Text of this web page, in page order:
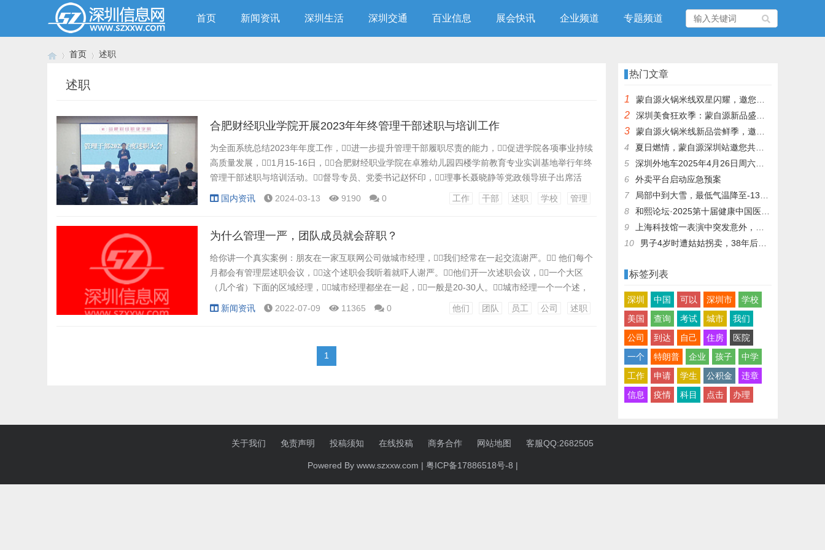
首页 新闻资讯 深圳生活 深圳交通 百业信息 展会快讯 企业频道 专题频道
首页 述职
述职
合肥财经职业学院开展2023年年终管理干部述职与培训工作
为全面系统总结2023年年度工作，进一步提升管理干部履职尽责的能力，促进学院各项事业持续
高质量发展，1月15-16日，合肥财经职业学院在卓雅幼儿园四楼学前教育专业实训基地举行年终
管理干部述职与培训活动。督导专员、党委书记赵怀印，理事长聂晓静等党政领导班子出席活
动，全体中层干部参与活动。 述职大会现场。 亮成绩、定目标，把握“准”的路径 15日上午
国内资讯 2024-03-13 9190 0 工作 干部 述职 学校 管理
为什么管理一严，团队成员就会辞职？
给你讲一个真实案例：朋友在一家互联网公司做城市经理，我们经常在一起交流谢严。 他们每个
月都会有管理层述职会议，这个述职会我听着就吓人谢严。他们开一次述职会议，一个大区
（几个省）下面的区域经理，城市经理都坐在一起，一般是20-30人。城市经理一个一个述，
由各位同事、领导进行点评。 其中，点评不是你讲完PPT后才由他人给你指出问题，而是在
新闻资讯 2022-07-09 11365 0 他们 团队 员工 公司 述职
1
热门文章
1 蒙自源火锅米线双星闪耀，邀您共享辣爽夏日盛宴！
2 深圳美食狂欢季：蒙自源新品盛宴邀您品尝
3
蒙自源火锅米线新品尝鲜季，邀您共享味蕾盛宴！
4
夏日燃情，蒙自源深圳站邀您共赴美食盛宴！
5
深圳外地车2025年4月26日周六限行吗
6
外卖平台启动应急预案
7
局部中到大雪，最低气温降至-13℃，济南今冬的第一场雪，或跟去年同一时间！
8
和熙论坛·2025第十届健康中国医药连锁发展论坛在泰州举办
9
上海科技馆一表演中突发意外，机器人从高处坠落摔毁
10
男子4岁时遭姑姑拐卖，38年后终回家认亲！聋哑父母苦寻多年，母亲已抱憾离世丨红星寻人
标签列表
深圳 中国 可以 深圳市
学校
美国
查询 考试 城市
我们
公司
到达 自己 住房
医院
一个
特朗普 企业 孩子
中学
工作
申请 学生 公积金
违章
信息
疫情 科目 点击 办理
关于我们 免责声明 投稿须知 在线投稿 商务合作 网站地图 客服QQ:2682505
Powered By www.szxxw.com | 粤ICP备17886518号-8 |